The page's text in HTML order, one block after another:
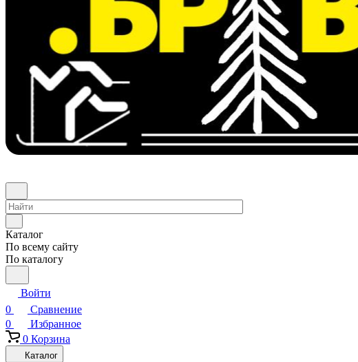
Каталог
По всему сайту
По каталогу
Войти
0
Сравнение
0
Избранное
0 Корзина
Каталог